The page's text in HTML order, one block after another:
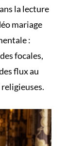
la lecture
mariage
:
focales,
flux au